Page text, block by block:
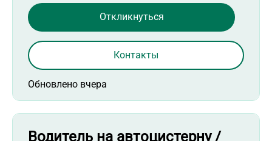
Обновлено вчера
Откликнуться
Контакты
Водитель на автоцистерну /